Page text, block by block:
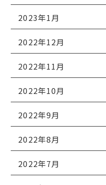
2023年1月
2022年12月
2022年11月
2022年10月
2022年9月
2022年8月
2022年7月